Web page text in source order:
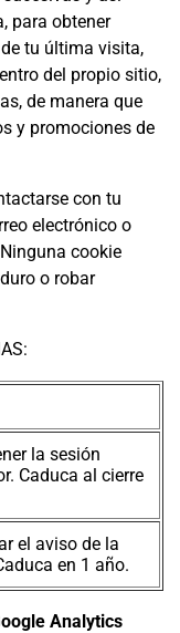
para obtener
tu última visita,
del propio sitio,
de manera que
y promociones de
con tu
electrónico o
cookie
o robar
la sesión
Caduca al cierre
el aviso de la
en 1 año.
Analytics